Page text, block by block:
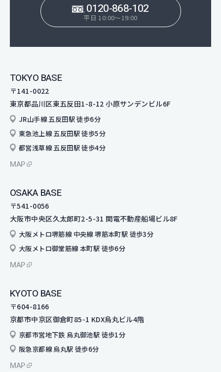
0120-868-102
平日 10:00～19:00
TOKYO BASE
〒141-0022
東京都品川区東五反田1-8-12小原サンデンビル6F
JR山手線 五反田駅 徒歩6分
東急池上線 五反田駅 徒歩5分
都営浅草線 五反田駅 徒歩4分
MAP
OSAKA BASE
〒541-0056
大阪市中央区久太郎町2-5-31 関電不動産船場ビル8F
大阪メトロ堺筋線 中央線 堺筋本町駅 徒歩3分
大阪メトロ御堂筋線 本町駅 徒歩6分
MAP
KYOTO BASE
〒604-8166
京都市中京区御倉町85-1 KDX烏丸ビル4階
京都市営地下鉄 烏丸御池駅 徒歩1分
阪急京都線 烏丸駅 徒歩6分
MAP